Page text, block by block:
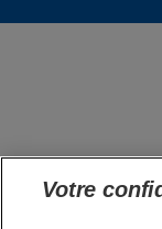
Votre